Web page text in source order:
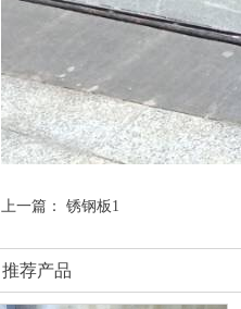
上一篇： 锈钢板1
推荐产品